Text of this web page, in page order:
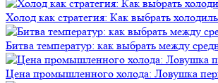
Холод как стратегия: Как выбрать
Битва температур: как выбрать между
Цена промышленного холода: Ловушка